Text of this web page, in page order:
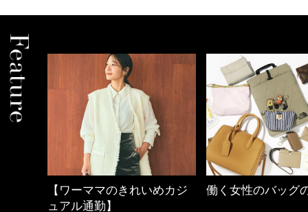
【ワーママのきれいめカジ
ュアル通勤】
働く女性のバッグ